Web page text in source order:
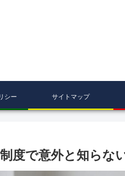
シー サイトマップ
度で意外と知らな